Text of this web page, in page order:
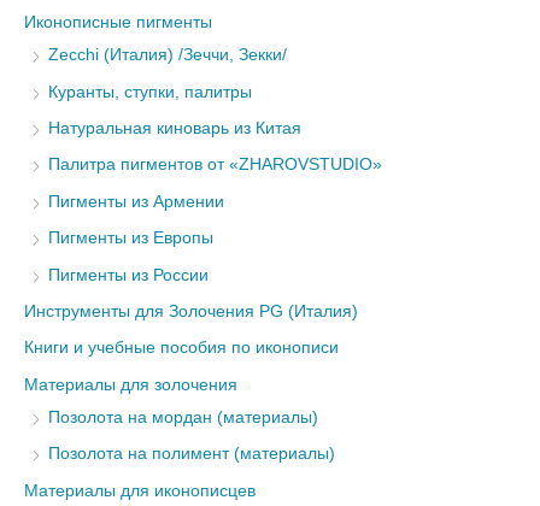
Иконописные пигменты
Zecchi (Италия) /Зеччи, Зекки/
Куранты, ступки, палитры
Натуральная киноварь из Китая
Палитра пигментов от «ZHAROVSTUDIO»
Пигменты из Армении
Пигменты из Европы
Пигменты из России
Инструменты для Золочения PG (Италия)
Книги и учебные пособия по иконописи
Материалы для золочения
Позолота на мордан (материалы)
Позолота на полимент (материалы)
Материалы для иконописцев